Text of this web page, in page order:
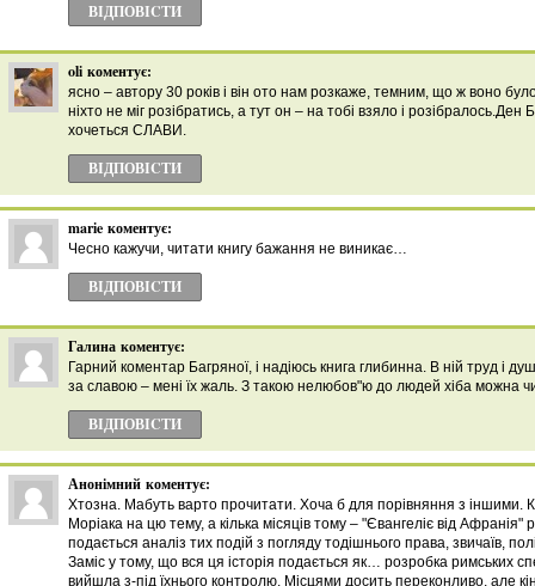
ВІДПОВІCТИ
oli коментує:
ясно – автору 30 років і він ото нам розкаже, темним, що ж воно було
ніхто не міг розібратись, а тут он – на тобі взяло і розібралось.Ден
хочеться СЛАВИ.
ВІДПОВІCТИ
marie коментує:
Чесно кажучи, читати книгу бажання не виникає…
ВІДПОВІCТИ
Галина коментує:
Гарний коментар Багряної, і надіюсь книга глибинна. В ній труд і
за славою – мені їх жаль. З такою нелюбов"ю до людей хіба можна
ВІДПОВІCТИ
Анонімний коментує:
Хтозна. Мабуть варто прочитати. Хоча б для порівняння з іншими.
Моріака на цю тему, а кілька місяців тому – "Євангеліє від
подається аналіз тих подій з погляду тодішнього права, звичаїв,
Заміс у тому, що вся ця історія подається як… розробка римських
вийшла з-під їхнього контролю. Місцями досить переконливо, але